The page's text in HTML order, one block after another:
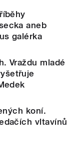
aneb
galérka
Vraždu mladé
koní.
vltavínů